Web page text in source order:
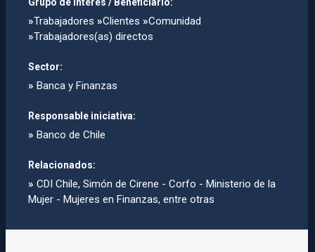
Grupo de interés / Beneficiario:
»Trabajadores »Clientes »Comunidad
»Trabajadores(as) directos
Sector:
» Banca y Finanzas
Responsable iniciativa:
» Banco de Chile
Relacionados:
» CDI Chile, Simón de Cirene - Corfo - Ministerio de la
Mujer - Mujeres en Finanzas, entre otras